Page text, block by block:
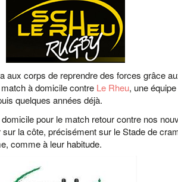
aux corps de reprendre des forces grâce
à domicile contre Le Rheu, une
quelques années déjà.
pour le match retour contre nos
la côte, précisément sur le Stade de
comme à leur habitude.